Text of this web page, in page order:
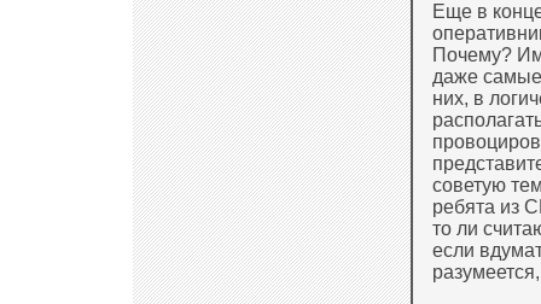
Еще в
Почему?
даже самые
них, в
советую
ребята из
то ли
если